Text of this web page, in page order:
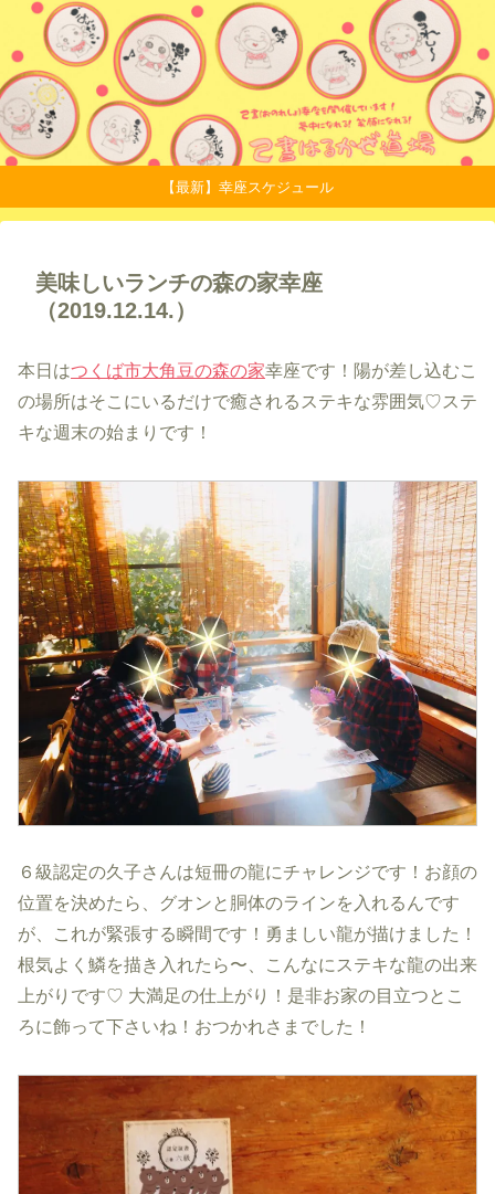
【最新】幸座スケジュール
美味しいランチの森の家幸座
（2019.12.14.）
本日はつくば市大角豆の森の家幸座です！陽が差し込むこ
の場所はそこにいるだけで癒されるステキな雰囲気♡ステ
キな週末の始まりです！
６級認定の久子さんは短冊の龍にチャレンジです！お顔の
位置を決めたら、グオンと胴体のラインを入れるんです
が、これが緊張する瞬間です！勇ましい龍が描けました！
根気よく鱗を描き入れたら〜、こんなにステキな龍の出来
上がりです♡ 大満足の仕上がり！是非お家の目立つとこ
ろに飾って下さいね！おつかれさまでした！